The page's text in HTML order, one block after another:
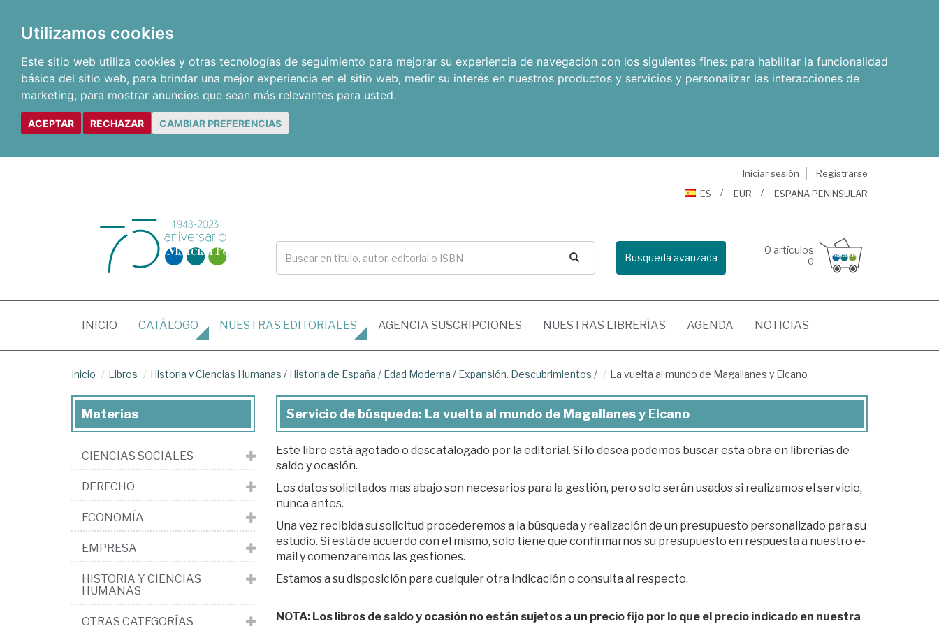
Utilizamos cookies
Este sitio web utiliza cookies y otras tecnologías de seguimiento para mejorar su experiencia de navegación con los siguientes fines: para habilitar la funcionalidad
básica del sitio web, para brindar una mejor experiencia en el sitio web, medir su interés en nuestros productos y servicios y personalizar las interacciones de
marketing, para mostrar anuncios que sean más relevantes para usted.
ACEPTAR RECHAZAR CAMBIAR PREFERENCIAS
Iniciar sesión
Registrarse
ES
EUR ESPAÑA PENINSULAR
Busqueda avanzada
0 artículos
0
INICIO (CURRENT)
CATÁLOGO NUESTRAS EDITORIALES AGENCIA SUSCRIPCIONES NUESTRAS LIBRERÍAS AGENDA NOTICIAS
Inicio Libros Historia y Ciencias Humanas / Historia de España / Edad Moderna / Expansión. Descubrimientos / La vuelta al mundo de Magallanes y Elcano
Servicio de búsqueda: La vuelta al mundo de Magallanes y Elcano
Este libro está agotado o descatalogado por la editorial. Si lo desea podemos buscar esta obra en librerías de
saldo y ocasión.
Los datos solicitados mas abajo son necesarios para la gestión, pero solo serán usados si realizamos el servicio,
nunca antes.
Una vez recibida su solicitud procederemos a la búsqueda y realización de un presupuesto personalizado para su
estudio. Si está de acuerdo con el mismo, solo tiene que confirmarnos su presupuesto en respuesta a nuestro e-
mail y comenzaremos las gestiones.
Estamos a su disposición para cualquier otra indicación o consulta al respecto.
NOTA: Los libros de saldo y ocasión no están sujetos a un precio fijo por lo que el precio indicado en nuestra
Materias
CIENCIAS SOCIALES
DERECHO
ECONOMÍA
EMPRESA
HISTORIA Y CIENCIAS
HUMANAS
OTRAS CATEGORÍAS